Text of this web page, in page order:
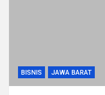
BISNIS JAWA BARAT